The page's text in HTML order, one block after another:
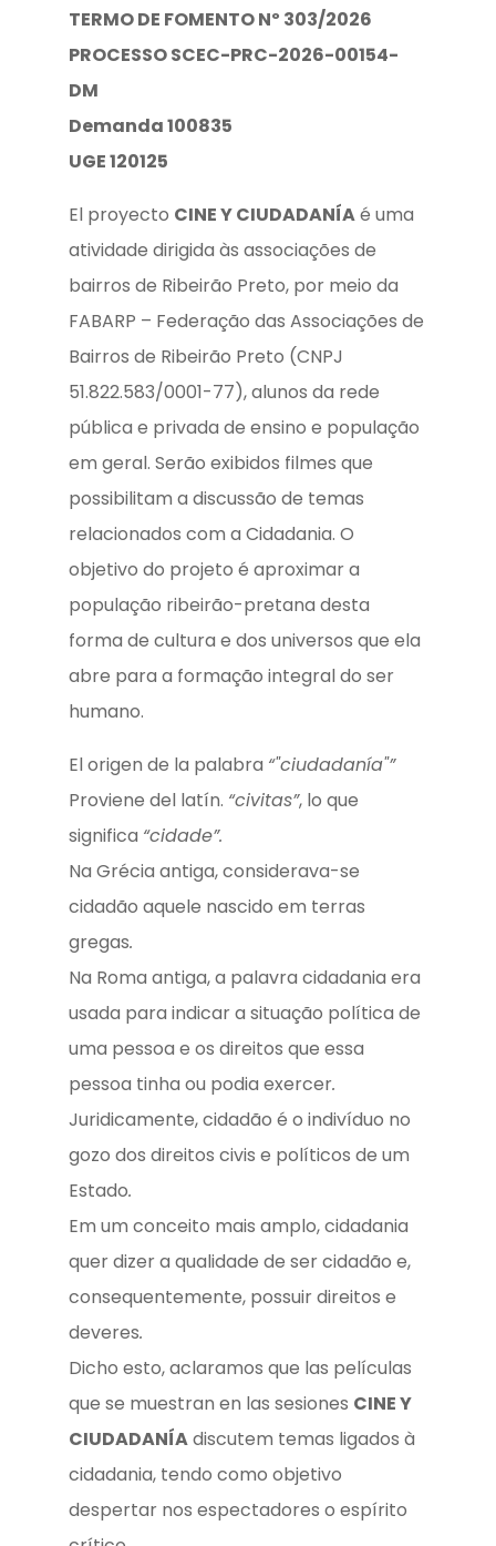
TERMO DE FOMENTO Nº 303/2026
PROCESSO SCEC-PRC-2026-00154-
DM
Demanda 100835
UGE 120125
El proyecto CINE Y CIUDADANÍAé uma
atividade dirigida às associações de
bairros de Ribeirão Preto, por meio da
FABARP – Federação das Associações de
Bairros de Ribeirão Preto (CNPJ
51.822.583/0001-77), alunos da rede
pública e privada de ensino e população
em geral. Serão exibidos filmes que
possibilitam a discussão de temas
relacionados com a Cidadania. O
objetivo do projeto é aproximar a
população ribeirão-pretana desta
forma de cultura e dos universos que ela
abre para a formação integral do ser
humano.
El origen de la palabra “"ciudadanía"”
Proviene del latín. “civitas”, lo que
significa “cidade”.
Na Grécia antiga, considerava-se
cidadão aquele nascido em terras
gregas.
Na Roma antiga, a palavra cidadania era
usada para indicar a situação política de
uma pessoa e os direitos que essa
pessoa tinha ou podia exercer.
Juridicamente, cidadão é o indivíduo no
gozo dos direitos civis e políticos de um
Estado.
Em um conceito mais amplo, cidadania
quer dizer a qualidade de ser cidadão e,
consequentemente, possuir direitos e
deveres.
Dicho esto, aclaramos que las películas
que se muestran en las sesiones CINE Y
CIUDADANÍAdiscutem temas ligados à
cidadania, tendo como objetivo
despertar nos espectadores o espírito